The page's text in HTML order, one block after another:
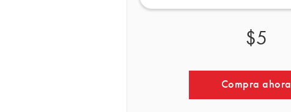
$5
Compra ahora